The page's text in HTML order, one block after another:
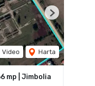
Video Harta
Next
mp | Jimbolia